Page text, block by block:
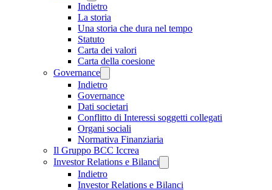
Indietro
La storia
Una storia che dura nel tempo
Statuto
Carta dei valori
Carta della coesione
Governance
Indietro
Governance
Dati societari
Conflitto di Interessi soggetti collegati
Organi sociali
Normativa Finanziaria
Il Gruppo BCC Iccrea
Investor Relations e Bilanci
Indietro
Investor Relations e Bilanci